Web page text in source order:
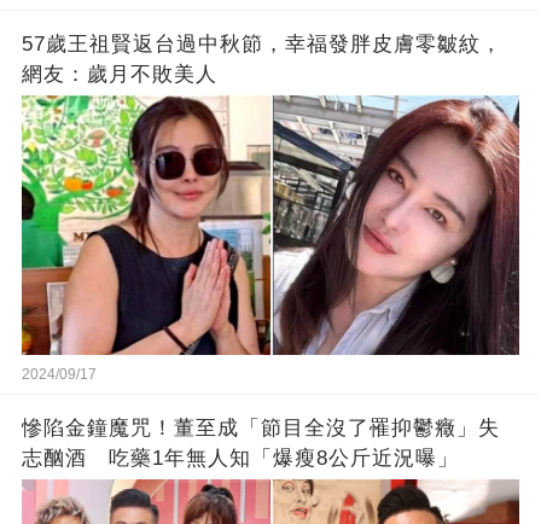
57歲王祖賢返台過中秋節，幸福發胖皮膚零皺紋，
網友：歲月不敗美人
2024/09/17
慘陷金鐘魔咒！董至成「節目全沒了罹抑鬱癥」失
志酗酒 吃藥1年無人知「爆瘦8公斤近況曝」